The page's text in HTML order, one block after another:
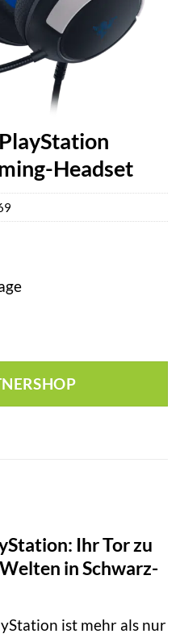
Headset
Ihr Tor zu
in Schwarz-
ist mehr als nur